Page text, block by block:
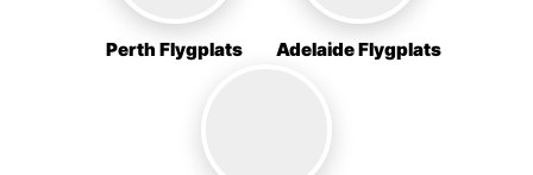
Perth Flygplats Adelaide Flygplats